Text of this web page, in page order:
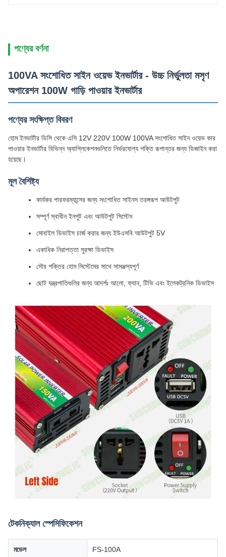
পণ্যের বর্ণনা
100VA সংশোধিত সাইন ওয়েভ ইনভার্টার - উচ্চ নির্ভুলতা মসৃণ
অপারেশন 100W গাড়ি পাওয়ার ইনভার্টার
পণ্যের সংক্ষিপ্ত বিবরণ
হোম ইনভার্টার ডিসি থেকে এসি 12V 220V 100W 100VA সংশোধিত সাইন ওয়েভ কার
পাওয়ার ইনভার্টার বিভিন্ন অ্যাপ্লিকেশনগুলিতে নির্ভরযোগ্য শক্তি রূপান্তর জন্য ডিজাইন করা
হয়েছে।
মূল বৈশিষ্ট্য
কার্যকর পারফরম্যান্সের জন্য সংশোধিত সাইনস তরঙ্গরূপ আউটপুট
সম্পূর্ণ স্বাধীন ইনপুট এবং আউটপুট সিস্টেম
মোবাইল ডিভাইস চার্জ করার জন্য ইউএসবি আউটপুট 5V
একাধিক নিরাপত্তা সুরক্ষা ডিভাইস
সৌর শক্তির হোম সিস্টেমের সাথে সামঞ্জস্যপূর্ণ
ছোট যন্ত্রপাতিগুলির জন্য আদর্শঃ আলো, ফ্যান, টিভি এবং ইলেকট্রনিক ডিভাইস
টেকনিক্যাল স্পেসিফিকেশন
মডেল FS-100A